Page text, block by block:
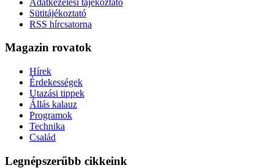
Sütitájékoztató
RSS hírcsatorna
Magazin rovatok
Hírek
Érdekességek
Utazási tippek
Állás kalauz
Programok
Technika
Család
Legnépszerűbb cikkeink